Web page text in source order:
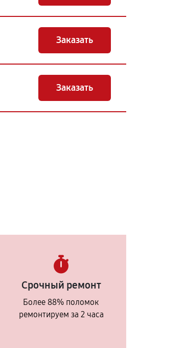
Заказать
Заказать
Срочный ремонт
Более 88% поломок
ремонтируем за 2 часа